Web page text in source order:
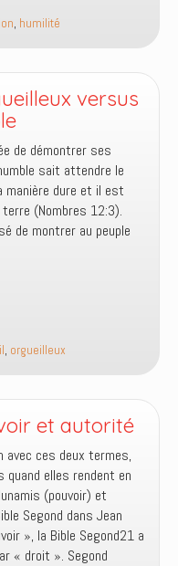
, humilité
versus
de démontrer ses
sait attendre le
manière dure et il est
terre (Nombres 12:3).
de montrer au peuple
, orgueilleux
et autorité
avec ces deux termes,
elles rendent en
(pouvoir) et
Segond dans Jean
», la Bible Segond21 a
« droit ». Segond